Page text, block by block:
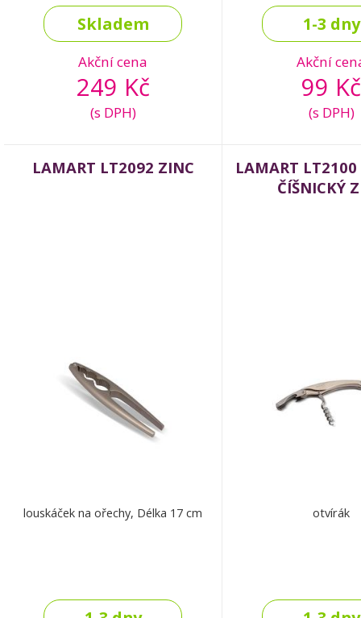
Skladem
Akční cena
249 Kč
(s DPH)
1-3 dny
Akční
99 Kč
(s DPH)
LAMART LT2092 ZINC
louskáček na ořechy, Délka 17 cm
LAMART LT2100
ČÍŠNICKÝ
otvírák